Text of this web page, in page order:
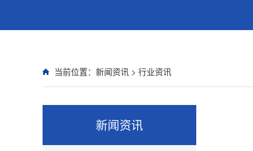
当前位置： 新闻资讯 > 行业资讯
新闻资讯